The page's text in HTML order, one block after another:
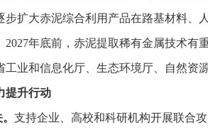
步扩大赤泥综合利用产品在路基材料
年底前，赤泥提取稀有金属技术
业和信息化厅、生态环境厅、自然资
提升行动
支持企业、高校和科研机构开展联合